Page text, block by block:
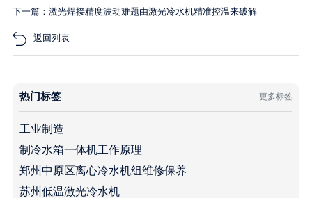
下一篇：激光焊接精度波动难题由激光冷水机精准控温来破解
返回列表
热门标签 更多标签
工业制造
制冷水箱一体机工作原理
郑州中原区离心冷水机组维修保养
苏州低温激光冷水机